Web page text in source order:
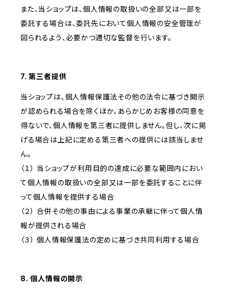
また、当ショップは、個人情報の取扱いの全部又は一部を
委託する場合は、委託先において個人情報の安全管理が
図られるよう、必要かつ適切な監督を行います。
7. 第三者提供
当ショップは、個人情報保護法その他の法令に基づき開示
が認められる場合を除くほか、あらかじめお客様の同意を
得ないで、個人情報を第三者に提供しません。但し、次に掲
げる場合は上記に定める第三者への提供には該当しませ
ん。
（１） 当ショップが利用目的の達成に必要な範囲内におい
て個人情報の取扱いの全部又は一部を委託することに伴
って個人情報を提供する場合
（２） 合併その他の事由による事業の承継に伴って個人情
報が提供される場合
（３） 個人情報保護法の定めに基づき共同利用する場合
8. 個人情報の開示